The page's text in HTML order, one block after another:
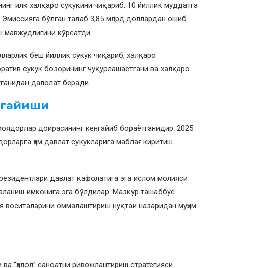
илк халқаро сукукини чиқариб, 10 йиллик муддатга
бўлган талаб 3,85 млрд доллардан ошиб
кўрсатди.
беш йиллик сукук чиқариб, халқаро
сукук бозорининг чуқурлашаётгани ва халқаро
далолат беради.
доирасининг кенгайиб бораётганидир. 2025
ҳам давлат сукукларига маблағ киритиш
давлат кафолатига эга ислом молияси
имконига эга бўлдилар. Мазкур ташаббус
оммалаштириш нуқтаи назаридан муҳим
“ҳалол” саноатни ривожлантириш стратегияси